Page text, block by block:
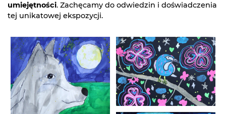
umiejętności. Zachęcamy do odwiedzin i doświadczenia
tej unikatowej ekspozycji.